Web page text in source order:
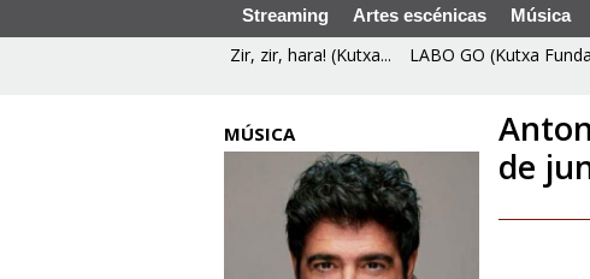
Streaming Artes escénicas Música
Zir, zir, hara! (Kutxa... LABO GO (Kutxa
MÚSICA
de